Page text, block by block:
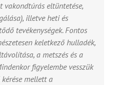
vakondtúrás eltüntetése,
illetve heti és
tevékenységek. Fontos
keletkező hulladék,
a metszés és a
figyelembe vesszük
mellett a